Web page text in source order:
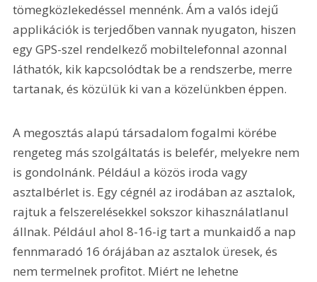
tömegközlekedéssel mennénk. Ám a valós idejű
applikációk is terjedőben vannak nyugaton, hiszen
egy GPS-szel rendelkező mobiltelefonnal azonnal
láthatók, kik kapcsolódtak be a rendszerbe, merre
tartanak, és közülük ki van a közelünkben éppen.
A megosztás alapú társadalom fogalmi körébe
rengeteg más szolgáltatás is belefér, melyekre nem
is gondolnánk. Például a közös iroda vagy
asztalbérlet is. Egy cégnél az irodában az asztalok,
rajtuk a felszerelésekkel sokszor kihasználatlanul
állnak. Például ahol 8-16-ig tart a munkaidő a nap
fennmaradó 16 órájában az asztalok üresek, és
nem termelnek profitot. Miért ne lehetne